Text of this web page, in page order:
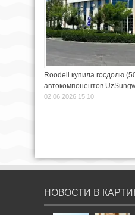
Roodell купила госдолю
автокомпонентов
02.06.2026 15:10
НОВОСТИ В